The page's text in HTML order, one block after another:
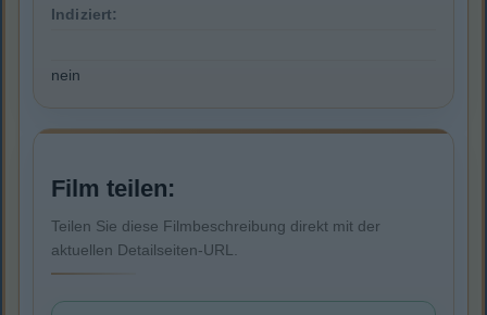
Indiziert:
nein
Film teilen:
Teilen Sie diese Filmbeschreibung direkt mit der
aktuellen Detailseiten-URL.